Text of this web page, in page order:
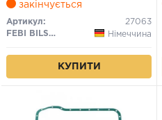
закінчується
Артикул:
27063
FEBI BILSTEIN
Німеччина
КУПИТИ